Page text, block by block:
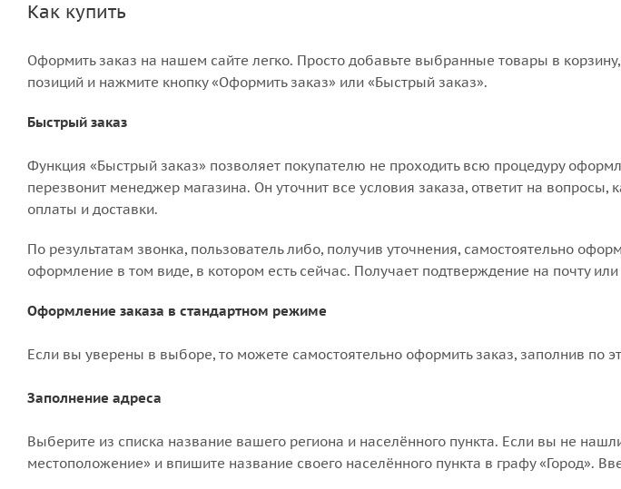
Как купить
Оформить заказ на нашем сайте легко. Просто добавьте выбранные товары в
позиций и нажмите кнопку «Оформить заказ» или «Быстрый заказ».
Быстрый заказ
Функция «Быстрый заказ» позволяет покупателю не проходить всю процедуру
перезвонит менеджер магазина. Он уточнит все условия заказа, ответит на
оплаты и доставки.
По результатам звонка, пользователь либо, получив уточнения, самостоятельно
оформление в том виде, в котором есть сейчас. Получает подтверждение на почту
Оформление заказа в стандартном режиме
Если вы уверены в выборе, то можете самостоятельно оформить заказ, заполнив по
Заполнение адреса
Выберите из списка название вашего региона и населённого пункта. Если вы не
местоположение» и впишите название своего населённого пункта в графу «Город».